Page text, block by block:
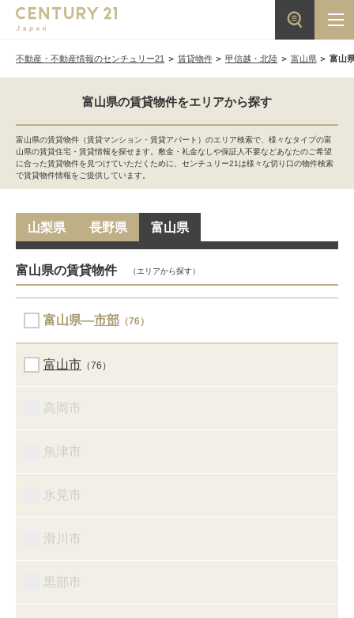
不動産・不動産情報のセンチュリー21 賃貸物件 甲信越・北陸 富山県 富山
富山県の賃貸物件をエリアから探す
富山県の賃貸物件（賃貸マンション・賃貸アパート）のエリア検索で、様々なタイプの富
山県の賃貸住宅・賃貸情報を探せます。敷金・礼金なしや保証人不要などあなたのご希望
に合った賃貸物件を見つけていただくために、センチュリー21は様々な切り口の物件検索
で賃貸物件情報をご提供しています。
山梨県 長野県 富山県
富山県の賃貸物件 （エリアから探す）
富山県―市部 （76）
富山市 （76）
高岡市
魚津市
氷見市
滑川市
黒部市